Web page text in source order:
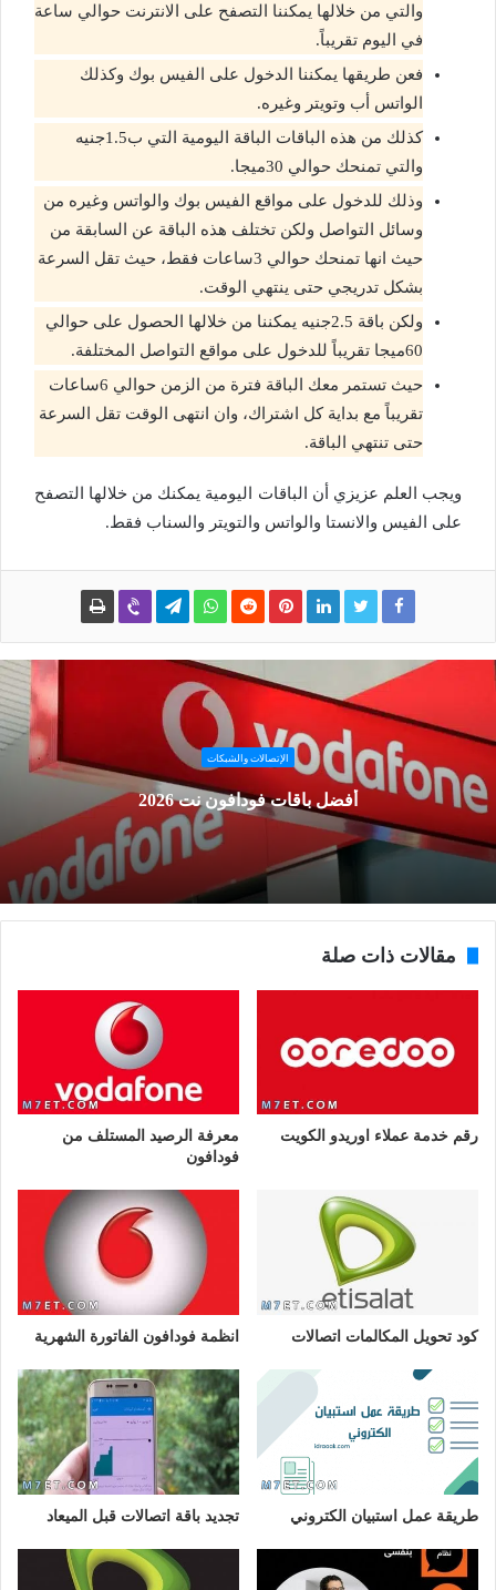
والتي من خلالها يمكننا التصفح على الانترنت حوالي ساعة
في اليوم تقريباً.
فعن طريقها يمكننا الدخول على الفيس بوك وكذلك
الواتس أب وتويتر وغيره.
كذلك من هذه الباقات الباقة اليومية التي ب1.5جنيه
والتي تمنحك حوالي 30ميجا.
وذلك للدخول على مواقع الفيس بوك والواتس وغيره من
وسائل التواصل ولكن تختلف هذه الباقة عن السابقة من
حيث انها تمنحك حوالي 3ساعات فقط، حيث تقل السرعة
بشكل تدريجي حتى ينتهي الوقت.
ولكن باقة 2.5جنيه يمكننا من خلالها الحصول على حوالي
60ميجا تقريباً للدخول على مواقع التواصل المختلفة.
حيث تستمر معك الباقة فترة من الزمن حوالي 6ساعات
تقريباً مع بداية كل اشتراك، وان انتهى الوقت تقل السرعة
حتى تنتهي الباقة.
ويجب العلم عزيزي أن الباقات اليومية يمكنك من خلالها التصفح
على الفيس والانستا والواتس والتويتر والسناب فقط.
الإتصالات والشبكات
أفضل باقات فودافون نت 2026
مقالات ذات صلة
رقم خدمة عملاء اوريدو الكويت
معرفة الرصيد المستلف من
فودافون
كود تحويل المكالمات اتصالات انظمة فودافون الفاتورة الشهرية
طريقة عمل استبيان الكتروني تجديد باقة اتصالات قبل الميعاد